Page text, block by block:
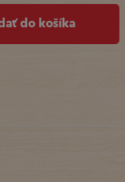
do košíka